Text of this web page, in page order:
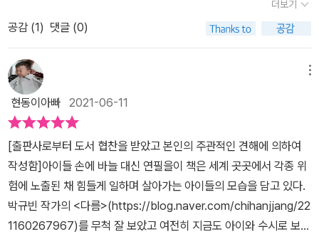
강하게 자라나기를 바랍니다.​- 매년 6월 12일은 국제노동기구가 정
한 '세계 아동 노동 반대의 날'입니다.'작가의 말' 중~“ '일터가 아닌
학교로' 아이들을 위한 희망의 공차기, 여러분의 관심과 응원이 필요
합니다. '희망의 공차기' 우리 함께 해요~!​
을 하러 나가는 아이들의 모습은....아직도 너무나 많은곳에서 일어나
처럼 일을 안해도 되는데 시키는 곳도 있을텐데...어른들이 아이를 보
호해 주지 않는일들이 끊임없이 나오는건 왜인지.....너무나 안타깝습
니다... 공을 차라는 말에 해맑게 웃으며 공을 차는 아이들의 웃음은
얼마나 이말을 듣고 싶었을까 한 생각이 들어요이순간 어떤 고민도
슬픔도 없이 아이다운 천진난만한 모습들이 눈에 보이는거 같아서....
마음이 무겁기도 했어요우리아이가 6살인데....자기보다 어린 5살동
생이 일을 하러 나간다는 이야기는 엄청 놀랐습니다...조금더 우리들
이 아동노동에 대해 생각해보고,관심을 계속두면서 어떻게 도울수 있
을지 고민해보았어요솔직히 말해서 6월12일이 무슨날인지...몰랐었
620회 바느질 하는 아이, 45킬로그램이 넘는 카카오 열매 자루들
을 이고 지는 아이, 하루 11시간 이상 계속되는 고된 노동을 하는 아이
들의 이야기를 박규빈 작가님이 그림으로 담은 책입니다.​세계아동노
동반대의 날이 있다는 걸 아시나요?6월 12일은 국제노동기구가 아
동노동을 근절하기 위해 2002년 제정한 세계아동노동반대의 날입니
다. 전 세계 수백만 명의 아이들이 기본적인 자유권을 침해당하며 노
동을 하고 있다는 사실을 알고 계실거예요. 학교에 가지 못하고 일
을 하러 나가야하는 아이들에게 배움의 즐거움을 누릴 수 있도록 우
리 모두 관심을 가져야할 것 같습니다. ​축구공을 향해 웃으며 달려가
는 아이들이 그려져있는 겉표지를 한 장 넘기면 면지에 축구공을 들
고 있는 아이의 뒷모습이 보입니다. 그 아이 앞에는 축구 경기장에
서 환호하는 사람들과 축구공이 그려져 있는 그림을 붙여 놓은 회
더보기
공감 (1) 댓글 (0)
현동이아빠 2021-06-11
[출판사로부터 도서 협찬을 받았고 본인의 주관적인 견해에 의하여
작성함]아이들 손에 바늘 대신 연필을이 책은 세계 곳곳에서 각종 위
험에 노출된 채 힘들게 일하며 살아가는 아이들의 모습을 담고 있다.
박규빈 작가의 <다름>(https://blog.naver.com/chihanjjang/22
1160267967)를 무척 잘 보았고 여전히 지금도 아이와 수시로 보고